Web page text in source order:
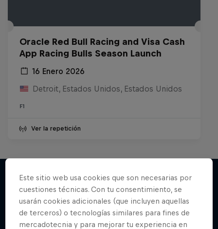
Oracle Red Bull Racing and Visa Cash
App Racing Bulls Season Launch
16 Enero 2026
Detroit, Estados Unidos, Estados Unidos
F1
Ver la repetición
Más contenidos similares
Este sitio web usa cookies que son necesarias por
cuestiones técnicas. Con tu consentimiento, se
usarán cookies adicionales (que incluyen aquellas
de terceros) o tecnologías similares para fines de
mercadotecnia y para mejorar tu experiencia en